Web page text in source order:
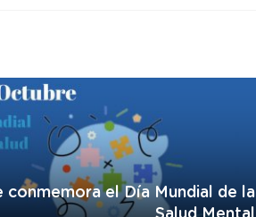
conmemora el Día Mundial de la